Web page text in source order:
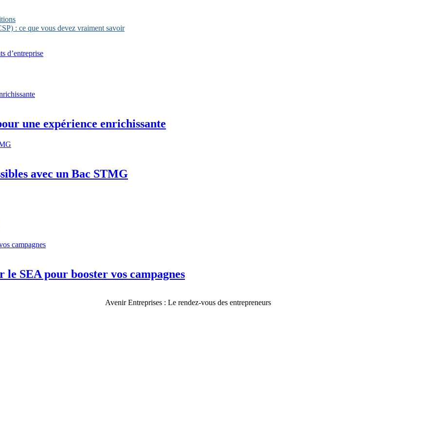
: ce que vous devez vraiment savoir
d’entreprise
une expérience enrichissante
avec un Bac STMG
SEA pour booster vos campagnes
Avenir Entreprises : Le rendez-vous des entrepreneurs